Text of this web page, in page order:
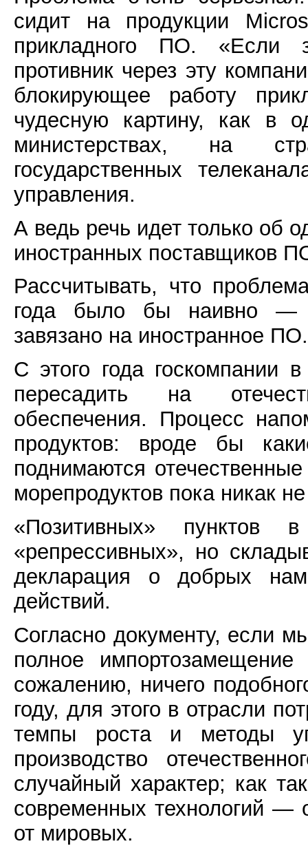
сидит на продукции
прикладного ПО. «Если
противник через эту
блокирующее работу
чудесную картину, как в
министерствах, на
государственных
управления.
А ведь речь идет только об
иностранных поставщиков
Рассчитывать, что
года было бы наивно —
завязано на иностранное ПО.
С этого года госкомпании
пересадить на
обеспечения. Процесс
продуктов: вроде бы
поднимаются
морепродуктов пока никак
«Позитивных»
«репрессивных», но
декларация о добрых
действий.
Согласно документу, если
полное
сожалению, ничего
году, для этого в отрасли
темпы роста и методы
производство
случайный характер; как
современных технологий —
от мировых.